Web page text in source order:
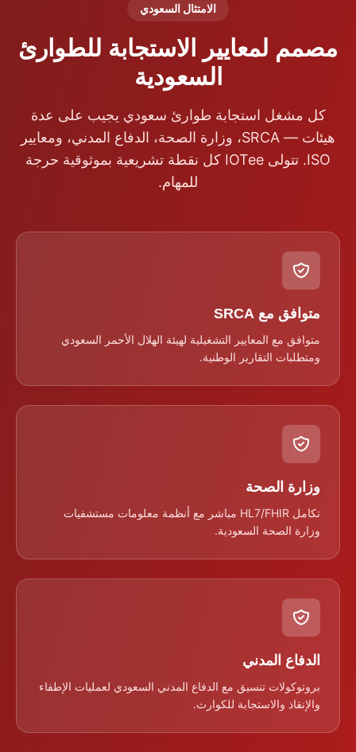
الامتثال السعودي
مصمم لمعايير الاستجابة للطوارئ
السعودية
كل مشغل استجابة طوارئ سعودي يجيب على عدة
هيئات — SRCA، وزارة الصحة، الدفاع المدني، ومعايير
ISO. تتولى IOTee كل نقطة تشريعية بموثوقية حرجة
للمهام.
متوافق مع SRCA
متوافق مع المعايير التشغيلية لهيئة الهلال الأحمر السعودي
ومتطلبات التقارير الوطنية.
وزارة الصحة
تكامل HL7/FHIR مباشر مع أنظمة معلومات مستشفيات
وزارة الصحة السعودية.
الدفاع المدني
بروتوكولات تنسيق مع الدفاع المدني السعودي لعمليات الإطفاء
والإنقاذ والاستجابة للكوارث.